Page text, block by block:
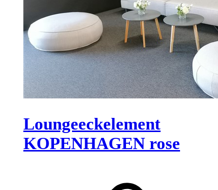
Loungeeckelement
KOPENHAGEN rose